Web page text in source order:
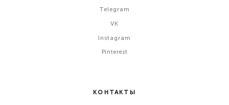
Telegram
VK
Instagram
Pinterest
КОНТАКТЫ